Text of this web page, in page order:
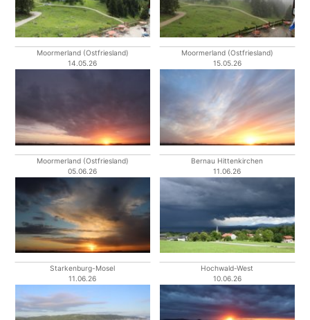
Moormerland (Ostfriesland)
14.05.26
Moormerland (Ostfriesland)
15.05.26
Moormerland (Ostfriesland)
05.06.26
Bernau Hittenkirchen
11.06.26
Starkenburg-Mosel
11.06.26
Hochwald-West
10.06.26